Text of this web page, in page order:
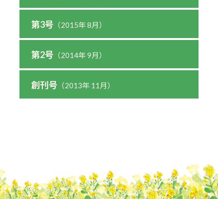
第3号 （2015年 8月）
第2号 （2014年 9月）
創刊号 （2013年 11月）